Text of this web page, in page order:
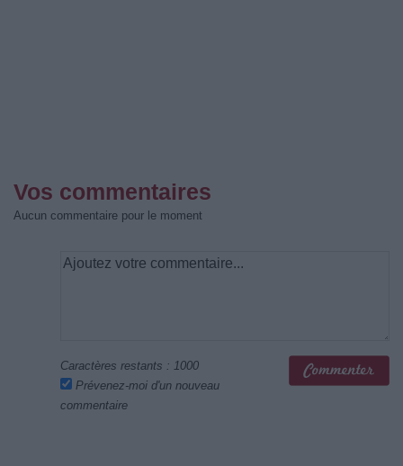
Vos commentaires
Aucun commentaire pour le moment
Caractères restants : 1000
Prévenez-moi d'un nouveau
commentaire